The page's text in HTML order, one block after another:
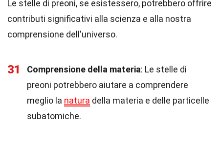
Le stelle di preoni, se esistessero, potrebbero offrire
contributi significativi alla scienza e alla nostra
comprensione dell'universo.
31 Comprensione della materia: Le stelle di
preoni potrebbero aiutare a comprendere
meglio la natura della materia e delle particelle
subatomiche.